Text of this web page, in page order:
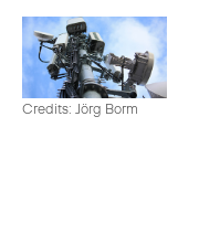
Credits: Jörg Borm